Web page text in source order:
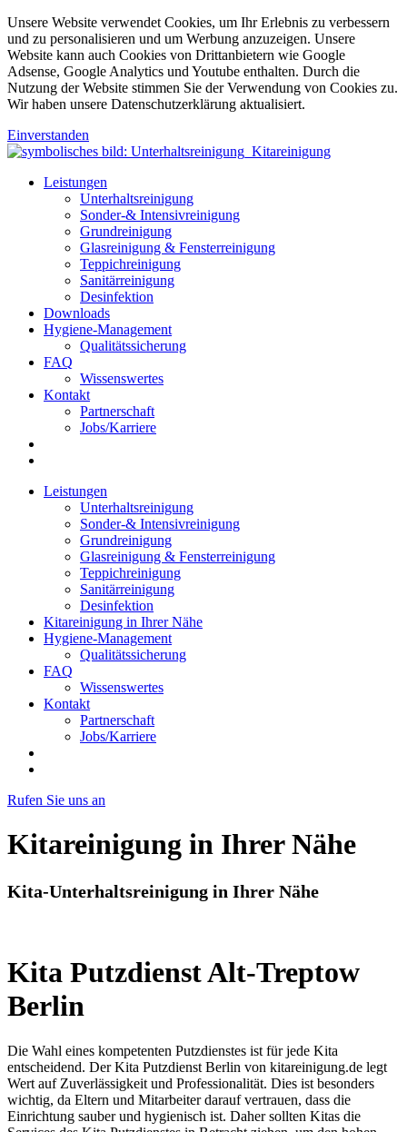
Unsere Website verwendet Cookies, um Ihr Erlebnis zu verbessern
und zu personalisieren und um Werbung anzuzeigen. Unsere
Website kann auch Cookies von Drittanbietern wie Google
Adsense, Google Analytics und Youtube enthalten. Durch die
Nutzung der Website stimmen Sie der Verwendung von Cookies zu.
Wir haben unsere Datenschutzerklärung aktualisiert.
Einverstanden
Leistungen
Unterhaltsreinigung
Sonder-& Intensivreinigung
Grundreinigung
Glasreinigung & Fensterreinigung
Teppichreinigung
Sanitärreinigung
Desinfektion
Downloads
Hygiene-Management
Qualitätssicherung
FAQ
Wissenswertes
Kontakt
Partnerschaft
Jobs/Karriere
Leistungen
Unterhaltsreinigung
Sonder-& Intensivreinigung
Grundreinigung
Glasreinigung & Fensterreinigung
Teppichreinigung
Sanitärreinigung
Desinfektion
Kitareinigung in Ihrer Nähe
Hygiene-Management
Qualitätssicherung
FAQ
Wissenswertes
Kontakt
Partnerschaft
Jobs/Karriere
Rufen Sie uns an
Kitareinigung in Ihrer Nähe
Kita-Unterhaltsreinigung in Ihrer Nähe
Kita Putzdienst Alt-Treptow
Berlin
Die Wahl eines kompetenten Putzdienstes ist für jede Kita
entscheidend. Der Kita Putzdienst Berlin von kitareinigung.de legt
Wert auf Zuverlässigkeit und Professionalität. Dies ist besonders
wichtig, da Eltern und Mitarbeiter darauf vertrauen, dass die
Einrichtung sauber und hygienisch ist. Daher sollten Kitas die